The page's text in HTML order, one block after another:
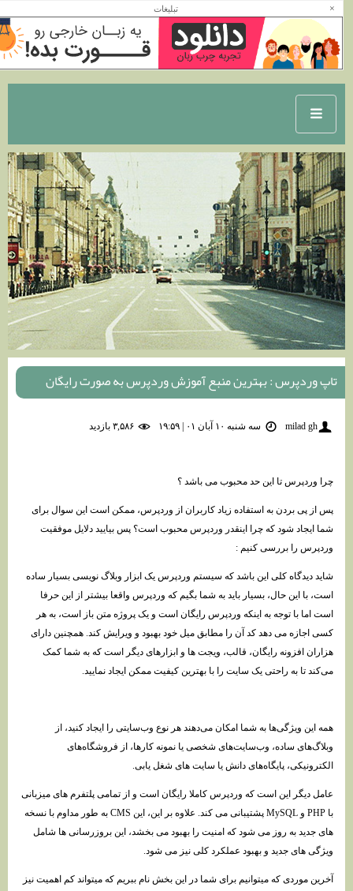
تاپ وردپرس : بهترین منبع آموزش
وردپرس به صورت رایگان
تاپ وردپرس : بهترین منبع آموزش وردپرس به صورت رایگان
milad gh سه شنبه ۱۰ آبان ۰۱ | ۱۹:۵۹ ۳,۵۸۶ بازديد
چرا وردپرس تا این حد محبوب می باشد ؟
پس از پی بردن به استفاده زیاد کاربران از وردپرس، ممکن است این سوال برای
شما ایجاد شود که چرا اینقدر وردپرس محبوب است؟ پس بیایید دلایل موفقیت
وردپرس را بررسی کنیم :
شاید دیدگاه کلی این باشد که سیستم وردپرس یک ابزار وبلاگ نویسی بسیار ساده
است، با این حال، بسیار باید به شما بگیم که وردپرس واقعا بیشتر از این حرفا
است اما با توجه به اینکه وردپرس رایگان است و یک پروژه متن باز است، به هر
کسی اجازه می دهد کد آن را مطابق میل خود بهبود و ویرایش کند. همچنین دارای
هزاران افزونه رایگان، قالب، ویجت ها و ابزارهای دیگر است که به شما کمک
می‌کند تا به راحتی یک سایت را با بهترین کیفیت ممکن ایجاد نمایید.
همه این ویژگی‌ها به شما امکان می‌دهند هر نوع وب‌سایتی را ایجاد کنید، از
وبلاگ‌های ساده، وب‌سایت‌های شخصی یا نمونه کارها، از فروشگاه‌های
الکترونیکی، پایگاه‌های دانش یا سایت های شغل یابی.
عامل دیگر این است که وردپرس کاملا رایگان است و از تمامی پلتفرم های میزبانی
با PHP و MySQL پشتیبانی می کند. علاوه بر این، این CMS به طور مداوم با نسخه
های جدید به روز می شود که امنیت را بهبود می بخشد، این بروزرسانی ها شامل
ویژگی های جدید و بهبود عملکرد کلی نیز می شود.
آخرین موردی که میتوانیم برای شما در این بخش نام ببریم که میتواند کم اهمیت نیز
تبلیغات